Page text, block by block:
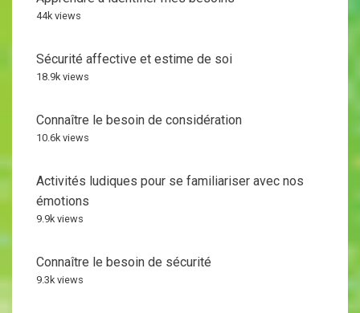
44k views
Sécurité affective et estime de soi
18.9k views
Connaître le besoin de considération
10.6k views
Activités ludiques pour se familiariser avec nos
émotions
9.9k views
Connaître le besoin de sécurité
9.3k views